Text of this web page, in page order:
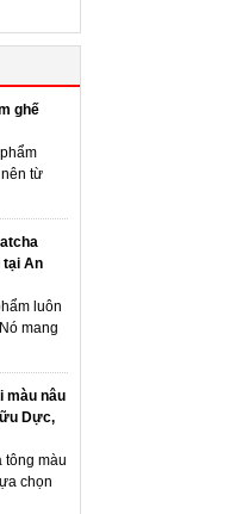
ghế
từ
An
luôn
mang
màu nâu
Dực,
tông màu
chọn